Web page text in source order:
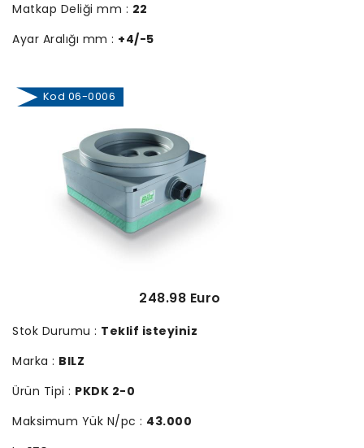
Matkap Deliği mm : 22
Ayar Aralığı mm : +4/-5
Kod 06-0006
248.98 Euro
Stok Durumu : Teklif isteyiniz
Marka : BILZ
Ürün Tipi : PKDK 2-0
Maksimum Yük N/pc : 43.000